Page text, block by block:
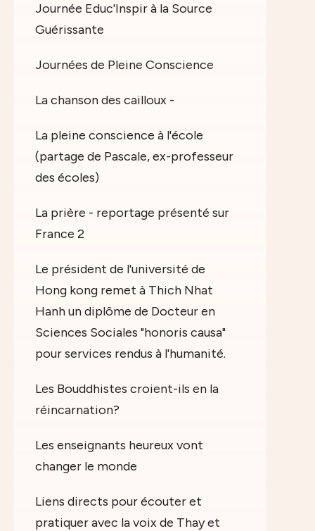
Journée Educ'Inspir à la Source
Guérissante
Journées de Pleine Conscience
La chanson des cailloux -
La pleine conscience à l'école
(partage de Pascale, ex-professeur
des écoles)
La prière - reportage présenté sur
France 2
Le président de l'université de
Hong kong remet à Thich Nhat
Hanh un diplôme de Docteur en
Sciences Sociales "honoris causa"
pour services rendus à l'humanité.
Les Bouddhistes croient-ils en la
réincarnation?
Les enseignants heureux vont
changer le monde
Liens directs pour écouter et
pratiquer avec la voix de Thay et